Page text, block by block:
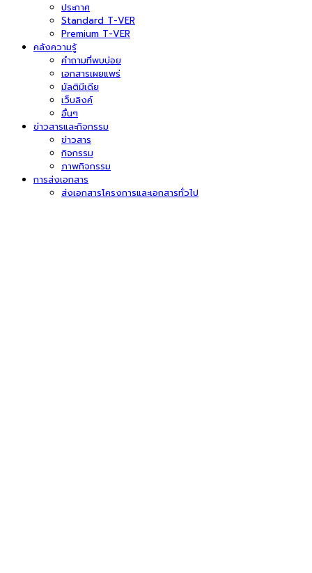
ประกาศ
Standard T-VER
Premium T-VER
คลังความรู้
คำถามที่พบบ่อย
เอกสารเผยแพร่
มัลติมีเดีย
เว็บลิงค์
อื่นๆ
ข่าวสารและกิจกรรม
ข่าวสาร
กิจกรรม
ภาพกิจกรรม
การส่งเอกสาร
ส่งเอกสารโครงการและเอกสารทั่วไป